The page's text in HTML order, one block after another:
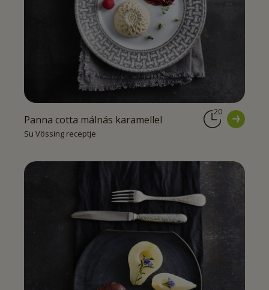
Panna cotta málnás karamellel
Su Vössing receptje
20